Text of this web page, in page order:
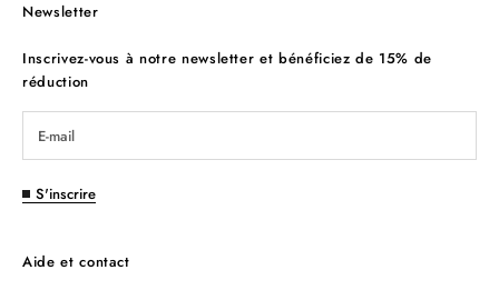
Newsletter
Inscrivez-vous à notre newsletter et bénéficiez de 15% de
réduction
S'inscrire
Aide et contact